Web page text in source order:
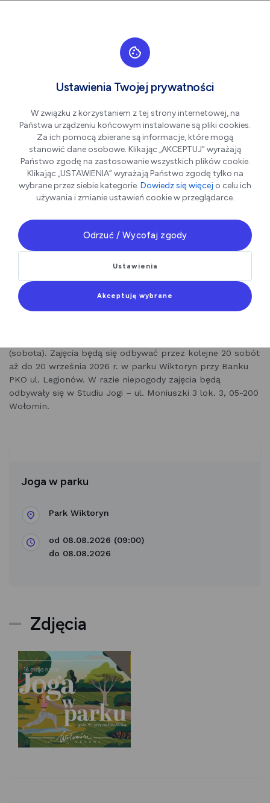
Joga w parku
bezpłatne zajęcia jogi w plenerze będą okazją do relaks
którzy chcą zadbać o swoje zdrowie fizyczne i psychiczne
w otoczeniu natury. Regularne, bezpłatne zajęcia jogi w
plenerze będą okazją do relaksu, wyciszenia oraz integracji
(sobota). Zajęcia będą się odbywać przez kolejne 20 sobót
aż do 20 września 2026 r. w parku Wiktoryn przy Banku
PKO ul. Legionów. W razie niepogody zajęcia będą
odbywały się w Studiu Jogi – ul. Moniuszki 3 lok. 3, 05-200
Wołomin.
Joga w parku
Park Wiktoryn
od 08.08.2026 (09:00)
do 08.08.2026
Zdjęcia
Ustawienia Twojej prywatności
W związku z korzystaniem z tej strony internetowej, na
Państwa urządzeniu końcowym instalowane są pliki cookies.
Za ich pomocą zbierane są informacje, które mogą
stanowić dane osobowe. Klikając „AKCEPTUJ” wyrażają
Państwo zgodę na zastosowanie wszystkich plików cookie.
Klikając „USTAWIENIA” wyrażają Państwo zgodę tylko na
wybrane przez siebie kategorie. Dowiedz się więcej o celu ich
używania i zmianie ustawień cookie w przeglądarce.
Odrzuć / Wycofaj zgody
Ustawienia
Akceptuję wybrane